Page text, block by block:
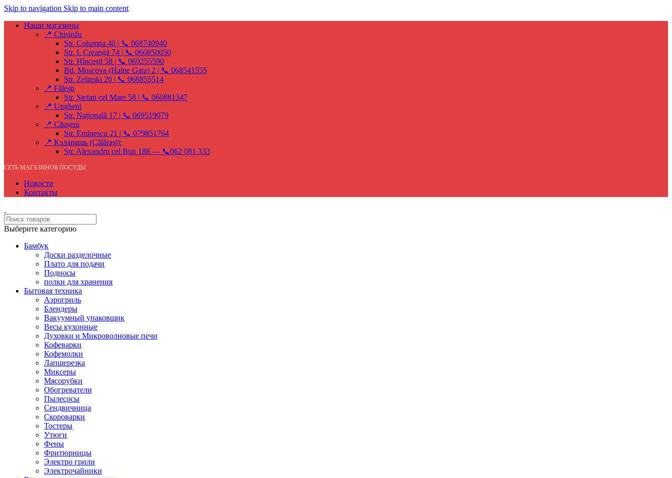
Skip to navigation Skip to main content
Наши магазины
📍 Chișinău
Str. Columna 40 | 📞 068740940
Str. I. Creangă 74 | 📞 060850050
Str. Hîncești 58 | 📞 069255590
Bd. Moscova (Haine Gata) 2 | 📞 068541555
Str. Zelinski 20 | 📞 068855514
📍 Fălești
Str. Ștefan cel Mare 58 | 📞 060881347
📍 Ungheni
Str. Națională 17 | 📞 069519079
📍 Căușeni
Str. Eminescu 21 | 📞 079851764
📍 Кэларашь (Călărași):
Str. Alexandru cel Bun 188 — 📞062 081 333
СЕТЬ МАГАЗИНОВ ПОСУДЫ
Новости
Контакты
Выберите категорию
Бамбук
Доски разделочные
Плато для подачи
Подносы
полки для хранения
Бытовая техника
Аэрогриль
Блендеры
Вакуумный упаковщик
Весы кухонные
Духовки и Микроволновые печи
Кофеварки
Кофемолки
Лапшерезка
Миксеры
Мясорубки
Обогреватели
Пылесосы
Сендвичница
Скороварки
Тостеры
Утюги
Фены
Фритюрницы
Электро грили
Электрочайники